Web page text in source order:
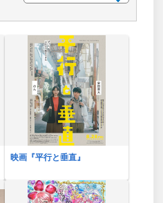
映画『平行と垂直』